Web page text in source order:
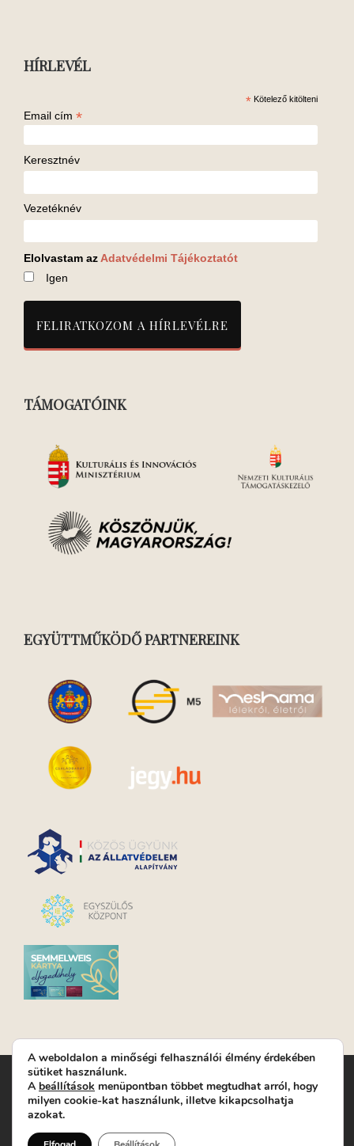
HÍRLEVÉL
* Kötelező kitölteni
Email cím *
Keresztnév
Vezetéknév
Elolvastam az Adatvédelmi Tájékoztatót
Igen
TÁMOGATÓINK
EGYÜTTMŰKÖDŐ PARTNEREINK
Turay Ida Színház Közhasznú Nonprofit Kft. | Működési
helyszín: Turay Ida Színház 1089 Budapest, Kálvária tér 6. |
Levelezési cím: 1089 Budapest, Kálvária tér 14. | Titkárság:
A weboldalon a minőségi felhasználói élmény érdekében
sütiket használunk.
A beállítások menüpontban többet megtudhat arról, hogy
milyen cookie-kat használunk, illetve kikapcsolhatja
azokat.